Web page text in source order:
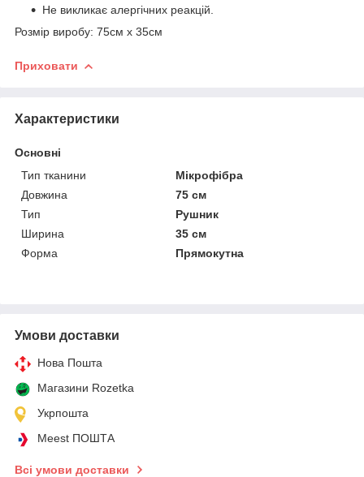
Не викликає алергічних реакцій.
Розмір виробу: 75см х 35см
Приховати
Характеристики
Основні
Тип тканини
Мікрофібра
Довжина
75 см
Тип
Рушник
Ширина
35 см
Форма
Прямокутна
Умови доставки
Нова Пошта
Магазини Rozetka
Укрпошта
Meest ПОШТА
Всі умови доставки